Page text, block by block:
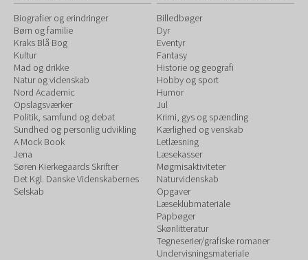
Biografier og erindringer
Børn og familie
Kraks Blå Bog
Kultur
Mad og drikke
Natur og videnskab
Nord Academic
Opslagsværker
Politik, samfund og debat
Sundhed og personlig udvikling
A Mock Book
Jena
Søren Kierkegaards Skrifter
Det Kgl. Danske Videnskabernes
Selskab
Billedbøger
Dyr
Eventyr
Fantasy
Historie og geografi
Hobby og sport
Humor
Jul
Krimi, gys og spænding
Kærlighed og venskab
Letlæsning
Læsekasser
Møgmisaktiviteter
Naturvidenskab
Opgaver
Læseklubmateriale
Papbøger
Skønlitteratur
Tegneserier/grafiske romaner
Undervisningsmateriale